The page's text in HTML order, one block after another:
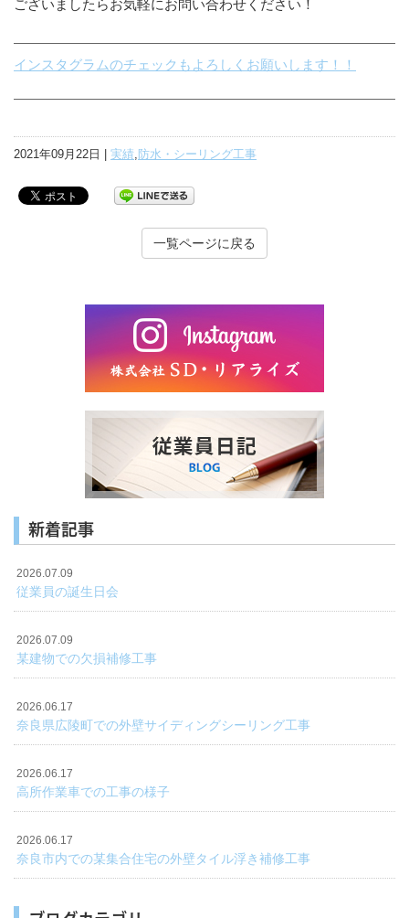
ございましたらお気軽にお問い合わせください！
インスタグラムのチェックもよろしくお願いします！！
2021年09月22日 | 実績 防水・シーリング工事
一覧ページに戻る
新着記事
2026.07.09
従業員の誕生日会
2026.07.09
某建物での欠損補修工事
2026.06.17
奈良県広陵町での外壁サイディングシーリング工事
2026.06.17
高所作業車での工事の様子
2026.06.17
奈良市内での某集合住宅の外壁タイル浮き補修工事